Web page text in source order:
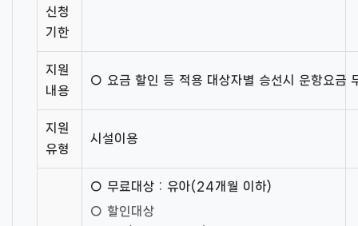
신청
기한
지원
내용
○ 요금 할인 등 적용 대상자별 승선시 운항요금
지원
유형
시설이용
○ 무료대상 : 유아(24개월 이하)
○ 할인대상